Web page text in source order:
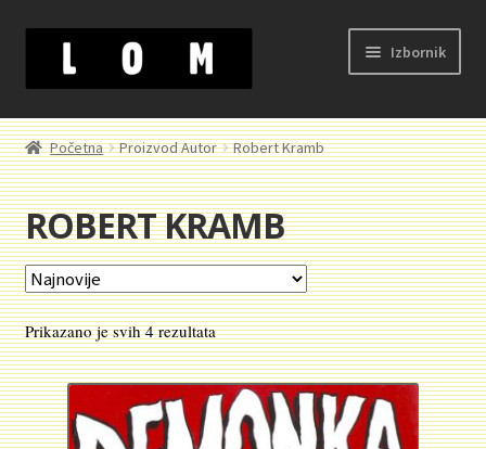
Preskoči
navigaciju
sadržaj
Izbornik
Početak
Kontakt
Korpa
Kupovina, isporuka i reklamacije
Moj nalog
Novosti
Početna Proizvod Autor Robert Kramb
ROBERT KRAMB
Prikazano je svih 4 rezultataSortirano
po
najnovijem